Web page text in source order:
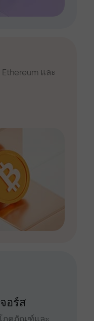
และ
อร์ส
ภคภัณฑ์และ